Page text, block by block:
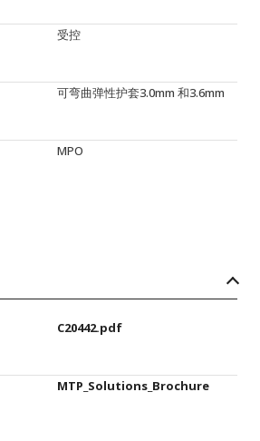
受控
可弯曲弹性护套3.0mm 和3.6mm
MPO
C20442.pdf
MTP_Solutions_Brochure